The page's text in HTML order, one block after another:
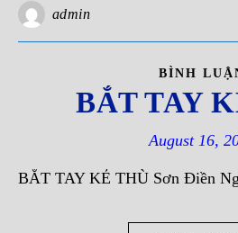
admin
BÌNH
BẮT TAY
August 16,
BẮT TAY KẺ THÙ Sơn Điền